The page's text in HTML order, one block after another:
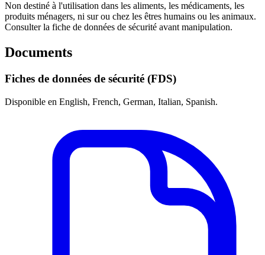
Non destiné à l'utilisation dans les aliments, les médicaments, les
produits ménagers, ni sur ou chez les êtres humains ou les animaux.
Consulter la fiche de données de sécurité avant manipulation.
Documents
Fiches de données de sécurité (FDS)
Disponible en English, French, German, Italian, Spanish.